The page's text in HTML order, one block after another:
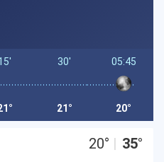
30'
21°
05:45
20°
20° | 35°